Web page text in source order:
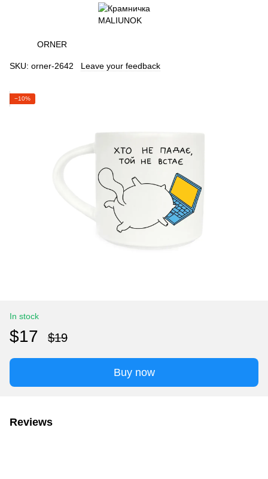
ORNER
SKU: orner-2642 Leave your feedback
−10%
In stock
$17 $19
Buy now
Reviews